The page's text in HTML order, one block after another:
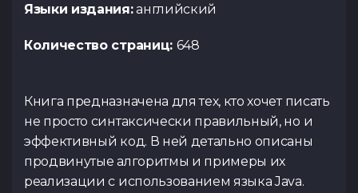
Языки издания:английский
Количество страниц: 648
Книга предназначена для тех, кто хочет писать
не просто синтаксически правильный, но и
эффективный код. В ней детально описаны
продвинутые алгоритмы и примеры их
реализации с использованием языка Java.